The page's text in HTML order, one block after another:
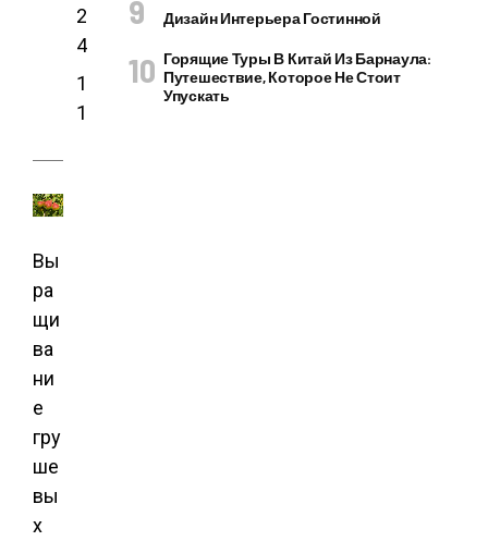
2
4
1
1
Вы
ра
щи
ва
ни
е
гру
ше
вы
х
Дизайн Интерьера Гостинной
Горящие Туры В Китай Из Барнаула:
Путешествие, Которое Не Стоит
Упускать